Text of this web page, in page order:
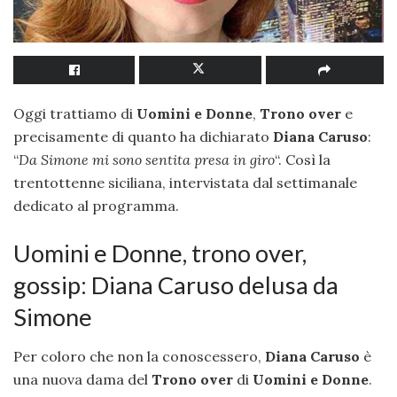
Oggi trattiamo di Uomini e Donne, Trono over e
precisamente di quanto ha dichiarato Diana Caruso:
“Da Simone mi sono sentita presa in giro“. Così la
trentottenne siciliana, intervistata dal settimanale
dedicato al programma.
Uomini e Donne, trono over,
gossip: Diana Caruso delusa da
Simone
Per coloro che non la conoscessero, Diana Caruso è
una nuova dama del Trono over di Uomini e Donne.